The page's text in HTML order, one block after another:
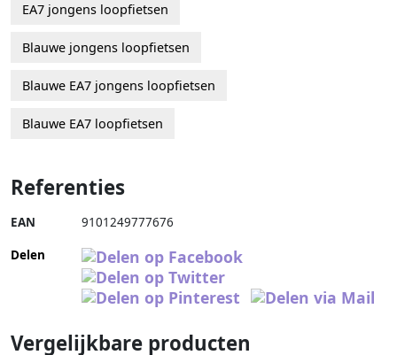
EA7 jongens loopfietsen
Blauwe jongens loopfietsen
Blauwe EA7 jongens loopfietsen
Blauwe EA7 loopfietsen
Referenties
EAN 9101249777676
Delen
Vergelijkbare producten